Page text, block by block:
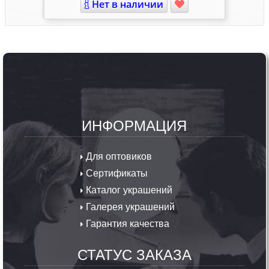
Нет в наличии
ИНФОРМАЦИЯ
Для оптовиков
Сертификаты
Каталог украшений
Галерея украшений
Гарантия качества
СТАТУС ЗАКАЗА